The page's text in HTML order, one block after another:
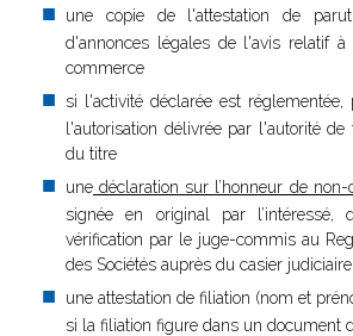
une copie de l'attestation de
d'annonces légales de l'avis relatif
commerce
si l'activité déclarée est réglementée,
l'autorisation délivrée par l'autorité
du titre
une déclaration sur l’honneur de non-
signée en original par l’intéressé,
vérification par le juge-commis au
des Sociétés auprès du casier judiciaire
une attestation de filiation (nom et
si la filiation figure dans un document